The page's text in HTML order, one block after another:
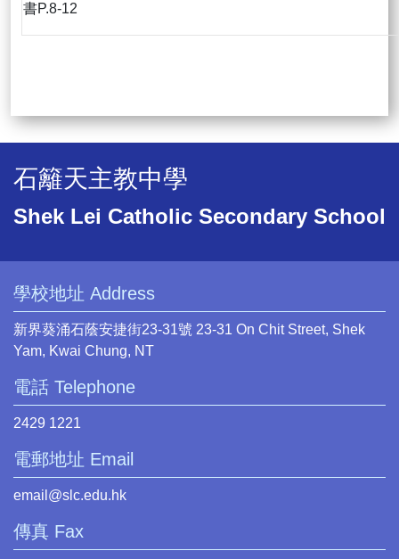
書P.8-12
石籬天主教中學
Shek Lei Catholic Secondary School
學校地址 Address
新界葵涌石蔭安捷街23-31號 23-31 On Chit Street, Shek
Yam, Kwai Chung, NT
電話 Telephone
2429 1221
電郵地址 Email
email@slc.edu.hk
傳真 Fax